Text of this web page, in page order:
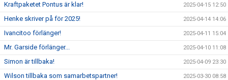
Kraftpaketet Pontus är klar! 2025-04-15 12:50
Henke skriver på för 2025! 2025-04-14 14:06
Ivancitoo förlänger! 2025-04-11 15:04
Mr. Garside förlänger... 2025-04-10 11:08
Simon är tillbaka! 2025-04-09 23:30
Wilson tillbaka som samarbetspartner! 2025-03-30 08:58